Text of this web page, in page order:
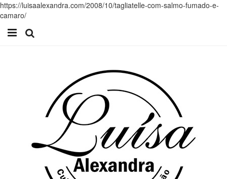
https://luisaalexandra.com/2008/10/tagliatelle-com-salmo-fumado-e-
camaro/